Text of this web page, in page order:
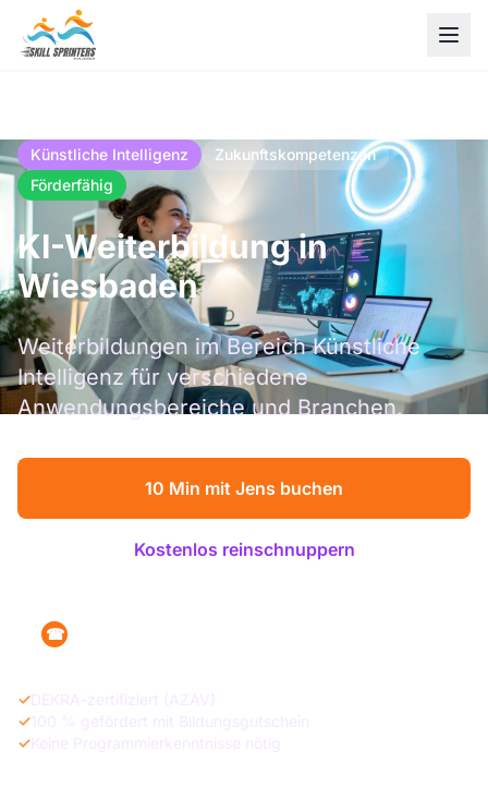
Künstliche Intelligenz
Zukunftskompetenzen
Förderfähig
KI-Weiterbildung in
Wiesbaden
Weiterbildungen im Bereich Künstliche
Intelligenz für verschiedene
Anwendungsbereiche und Branchen.
10 Min mit Jens buchen
Kostenlos reinschnuppern
☎
✓
✓
✓